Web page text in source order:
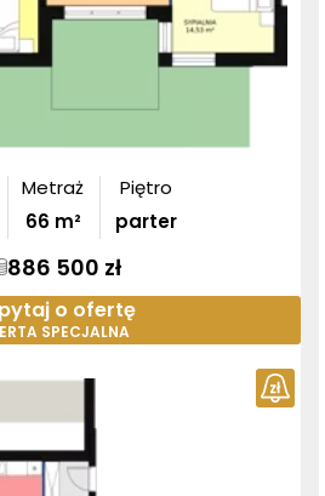
Metraż
66 m²
Piętro
parter
886 500 zł
o ofertę
SPECJALNA